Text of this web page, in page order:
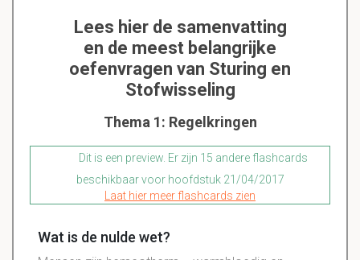
Lees hier de samenvatting
en de meest belangrijke
oefenvragen van Sturing en
Stofwisseling
Thema 1: Regelkringen
Dit is een preview. Er zijn 15 andere flashcards
beschikbaar voor hoofdstuk 21/04/2017
Laat hier meer flashcards zien
Wat is de nulde wet?